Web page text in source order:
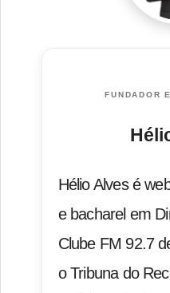
FUNDADOR
Hélio Alves é
e bacharel em
Clube FM 92.7
o Tribuna do